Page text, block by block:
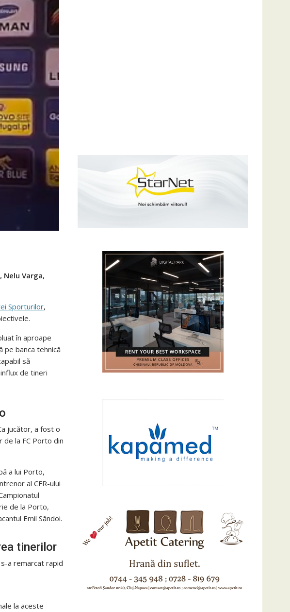
Varga,
Sporturilor,
în aproape
pe banca tehnică
să
de tineri
jucător, a fost o
la FC Porto din
a lui Porto,
al CFR-ului
de la Porto,
Emil Săndoi.
tinerilor
a remarcat rapid
la aceste